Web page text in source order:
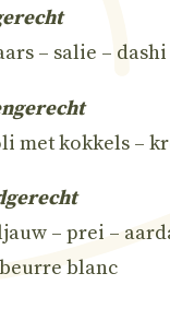
– salie – dashi
met kokkels –
– prei –
blanc